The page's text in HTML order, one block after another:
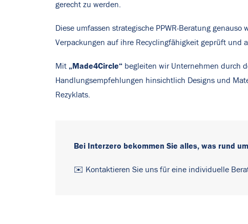
gerecht zu werden.
Diese umfassen strategische PPWR-Beratung genauso
Verpackungen auf ihre Recyclingfähigkeit geprüft und
Mit „Made4Circle“ begleiten wir Unternehmen durch
Handlungsempfehlungen hinsichtlich Designs und
Rezyklats.
Bei Interzero bekommen Sie alles, was rund
✉️ Kontaktieren Sie uns für eine individuelle